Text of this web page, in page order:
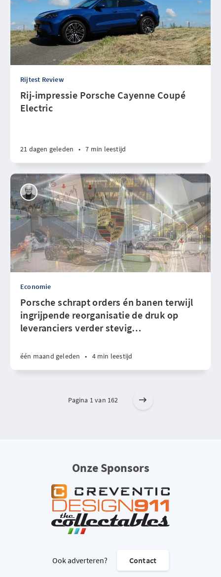
Rijtest Review
Rij-impressie Porsche Cayenne Coupé
Electric
21 dagen geleden • 7 min leestijd
Economie
Porsche schrapt orders én banen terwijl
ingrijpende reorganisatie de druk op
leveranciers verder stevig…
één maand geleden • 4 min leestijd
Pagina 1 van 162
Onze Sponsors
Ook adverteren? Contact